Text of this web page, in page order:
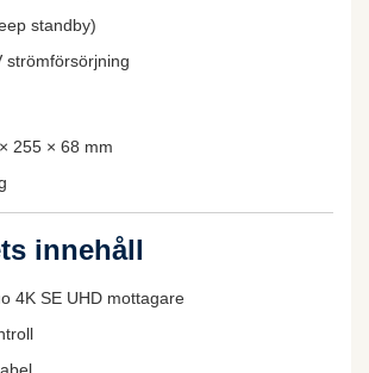
standby)
strömförsörjning
255 × 68 mm
innehåll
4K SE UHD mottagare